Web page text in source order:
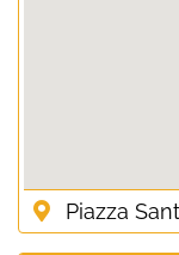
Piazza